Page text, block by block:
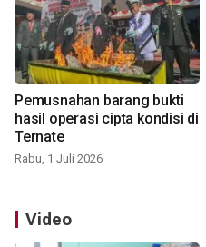
Pemusnahan barang bukti
hasil operasi cipta kondisi di
Ternate
Rabu, 1 Juli 2026
Video